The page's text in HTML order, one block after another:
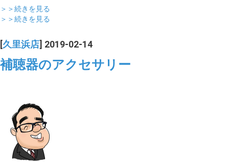
＞＞続きを見る
＞＞続きを見る
久里浜店 ] 2019-02-14
補聴器のアクセサリー